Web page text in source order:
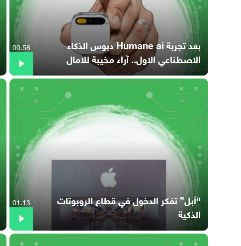
بعد تجربة Humane ai دبوس الذكاء
الاصطناعي الاول.. آراء مخيبة للامال
00:58
“أبل” تفكر الدخول في قطاع الروبوتات
الذكية
01:13